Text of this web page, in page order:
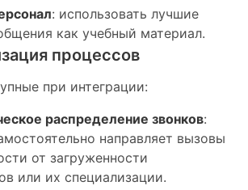
: использовать лучшие
как учебный материал.
процессов
при интеграции:
распределение звонков:
направляет вызовы
от загруженности
или их специализации.